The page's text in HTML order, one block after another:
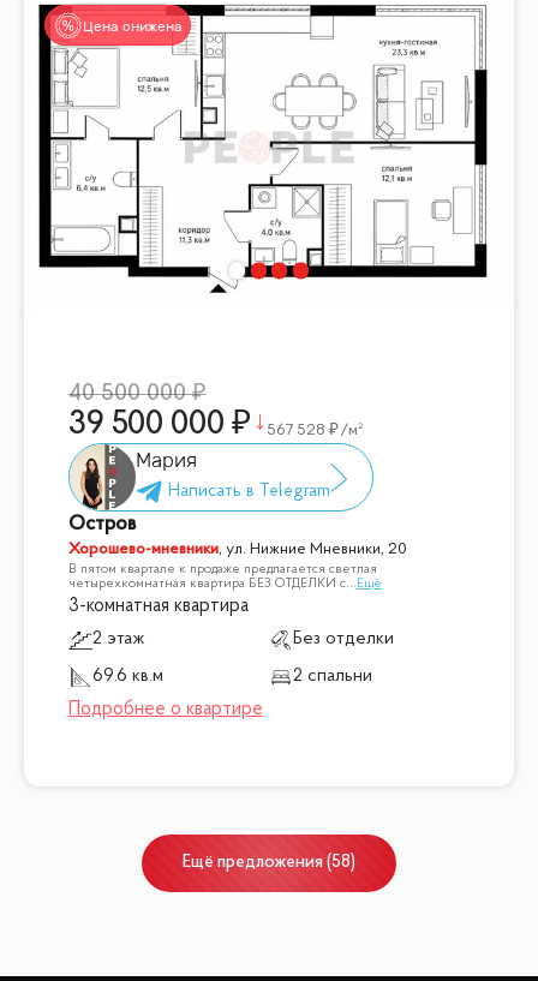
Цена снижена
40 500 000
39 500 000 567 528 /м²
Мария
Остров
Хорошево-мневники, ул. Нижние Мневники, 20
В пятом квартале к продаже предлагается светлая
четырехкомнатная квартира БЕЗ ОТДЕЛКИ с... Ещё
3-комнатная квартира
2 этаж
Без отделки
69.6 кв.м
2 спальни
Ещё предложения (58)